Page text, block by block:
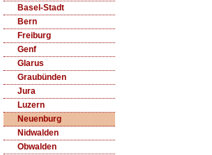
Basel-Stadt
Bern
Freiburg
Genf
Glarus
Graubünden
Jura
Luzern
Neuenburg
Nidwalden
Obwalden